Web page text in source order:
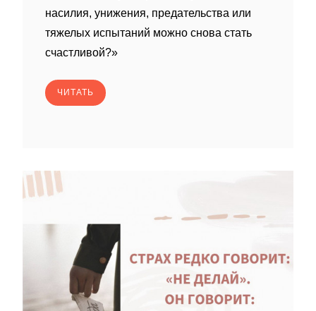
насилия, унижения, предательства или
тяжелых испытаний можно снова стать
счастливой?»
ЧИТАТЬ